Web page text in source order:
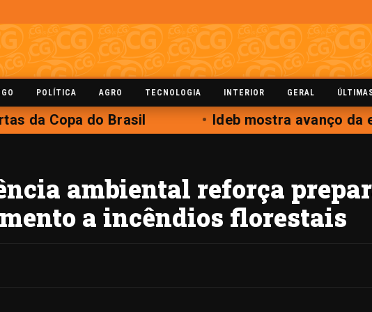
POLÍTICA AGRO TECNOLOGIA INTERIOR GERAL
da Copa do Brasil Ideb mostra avanço da
ambiental reforça
a incêndios florestais